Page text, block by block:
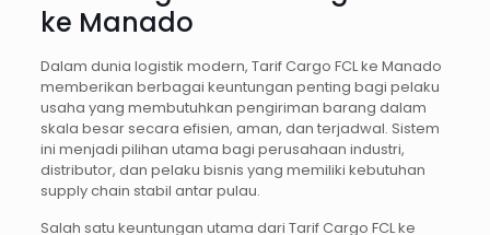
ke Manado
Dalam dunia logistik modern, Tarif Cargo FCL ke Manado
memberikan berbagai keuntungan penting bagi pelaku
usaha yang membutuhkan pengiriman barang dalam
skala besar secara efisien, aman, dan terjadwal. Sistem
ini menjadi pilihan utama bagi perusahaan industri,
distributor, dan pelaku bisnis yang memiliki kebutuhan
supply chain stabil antar pulau.
Salah satu keuntungan utama dari Tarif Cargo FCL ke